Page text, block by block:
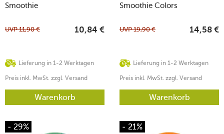
Smoothie
Lieferung in 1-2 Werktagen
UVP11,90 € 10,84 €
Preis inkl. MwSt. zzgl. Versand
Warenkorb
Smoothie Colors
Lieferung in 1-2 Werktagen
UVP19,90 € 14,58 €
Preis inkl. MwSt. zzgl. Versand
Warenkorb
- 29% - 21%